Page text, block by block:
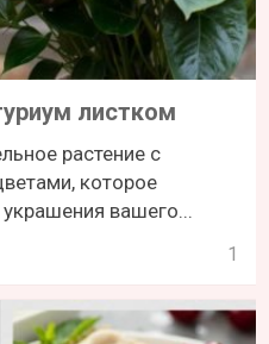
листком
растение с
которое
вашего...
1